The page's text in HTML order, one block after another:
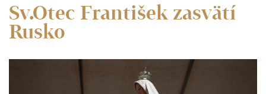
Sv.Otec František zasvätí
Rusko